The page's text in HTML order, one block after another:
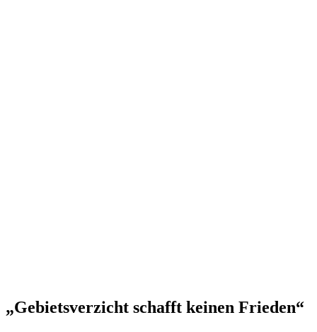
„Gebiets­ver­zicht schafft keinen Frieden“